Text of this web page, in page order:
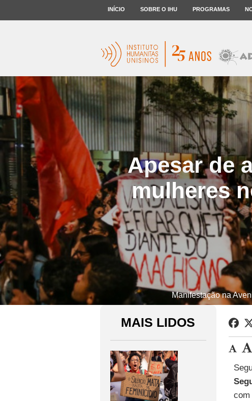
INÍCIO SOBRE O IHU PROGRAMAS
Apesar de
mulheres
Manifestação na
MAIS LIDOS
com